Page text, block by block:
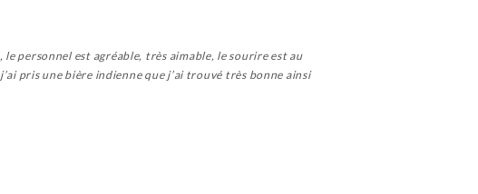
personnel est agréable, très aimable, le sourire est au
pris une bière indienne que j’ai trouvé très bonne ainsi